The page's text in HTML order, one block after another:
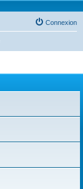
Connexion